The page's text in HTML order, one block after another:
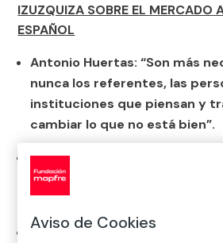
IZUZQUIZA SOBRE EL MERCADO
ESPAÑOL
Antonio Huertas: “Son más
nunca los referentes, las
instituciones que piensan y
cambiar lo que no está bien”.
João Carlos Martins: “Mi vida
superación, sino de
fuerte característica del
Juan Manuel B. Gómez
Aviso de Cookies